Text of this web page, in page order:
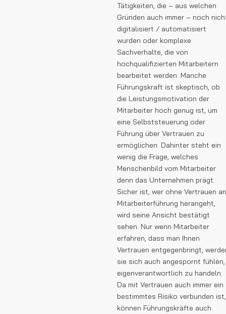
Tätigkeiten, die – aus welchen
Gründen auch immer – noch
digitalisiert / automatisiert
wurden oder komplexe
Sachverhalte, die von
hochqualifizierten Mitarbeitern
bearbeitet werden. Manche
Führungskraft ist skeptisch, ob
die Leistungsmotivation der
Mitarbeiter hoch genug ist, um
eine Selbststeuerung oder
Führung über Vertrauen zu
ermöglichen. Dahinter steht ein
wenig die Frage, welches
Menschenbild vom Mitarbeiter
denn das Unternehmen prägt.
Sicher ist, wer ohne Vertrauen an
Mitarbeiterführung herangeht,
wird seine Ansicht bestätigt
sehen. Nur wenn Mitarbeiter
erfahren, dass man Ihnen
Vertrauen entgegenbringt,
sie sich auch angespornt fühlen,
eigenverantwortlich zu handeln.
Da mit Vertrauen auch immer ein
bestimmtes Risiko verbunden ist,
können Führungskräfte auch